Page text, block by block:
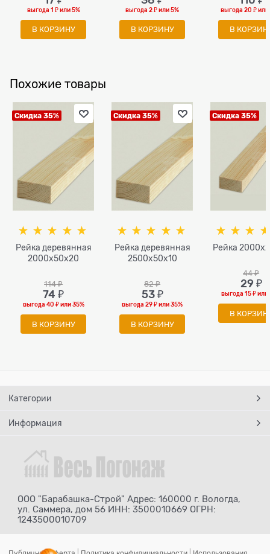
выгода 1 ₽или5%
В КОРЗИНУ
выгода2 ₽или5%
В КОРЗИНУ
выгода20 ₽или
В
Похожие товары
Скидка 35%
Рейка деревянная
2000x50х20
114 ₽
74 ₽
выгода 40 ₽или35%
В КОРЗИНУ
Скидка 35%
Рейка деревянная
2500x50х10
82 ₽
53 ₽
выгода29 ₽или35%
В КОРЗИНУ
Скидка 35%
Рейка
44 ₽
29 ₽
выгода 15 ₽или
В
Категории
Информация
ООО "Барабашка-Строй" Адрес: 160000 г. Вологда,
ул. Саммера, дом 56 ИНН: 3500010669 ОГРН:
1243500010709